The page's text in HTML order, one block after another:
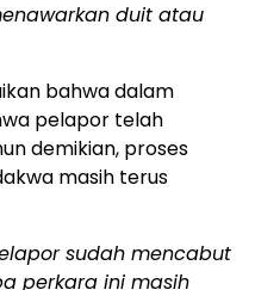
duit atau
bahwa dalam
pelapor telah
demikian, proses
masih terus
sudah mencabut
perkara ini masih